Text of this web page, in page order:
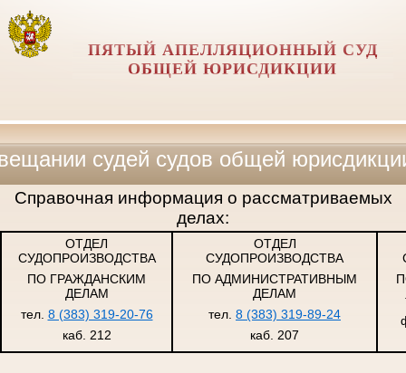
ПЯТЫЙ АПЕЛЛЯЦИОННЫЙ СУД
ОБЩЕЙ ЮРИСДИКЦИИ
судов общей юрисдикции,
Справочная информация о рассматриваемых
делах:
ОТДЕЛ
СУДОПРОИЗВОДСТВА
ПО ГРАЖДАНСКИМ
ДЕЛАМ
тел. 8 (383) 319-20-76
каб. 212
ОТДЕЛ
СУДОПРОИЗВОДСТВА
ПО АДМИНИСТРАТИВНЫМ
ДЕЛАМ
тел. 8 (383) 319-89-24
каб. 207